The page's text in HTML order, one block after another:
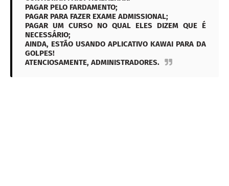
PAGAR PELO FARDAMENTO;
PAGAR PARA FAZER EXAME ADMISSIONAL;
PAGAR UM CURSO NO QUAL ELES DIZEM QUE É
NECESSÁRIO;
AINDA, ESTÃO USANDO APLICATIVO KAWAI PARA DA
GOLPES!
ATENCIOSAMENTE, ADMINISTRADORES.